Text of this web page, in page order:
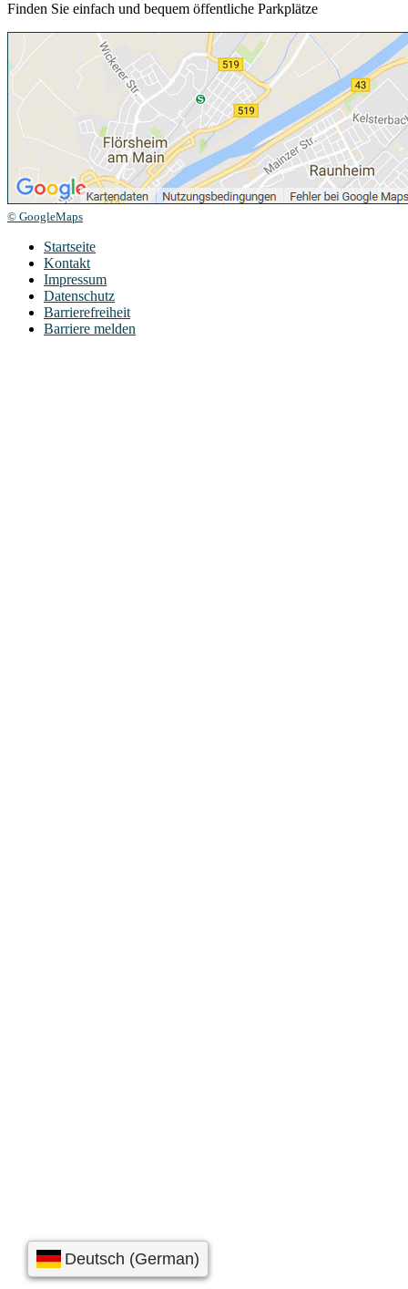
Finden Sie einfach und bequem öffentliche Parkplätze
© GoogleMaps
Startseite
Kontakt
Impressum
Datenschutz
Barrierefreiheit
Barriere melden